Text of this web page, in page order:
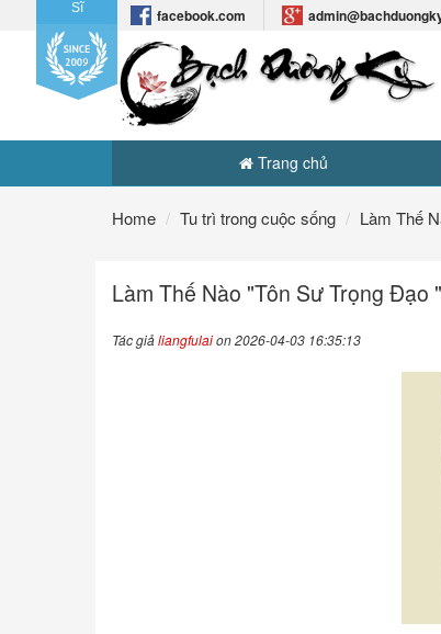
Sĩ facebook.com
Trang chủ
Home Tu trì trong cuộc sống Làm Thế
Làm Thế Nào "Tôn Sư Trọng Đạo
Tác giảliangfulaion 2026-04-03 16:35:13